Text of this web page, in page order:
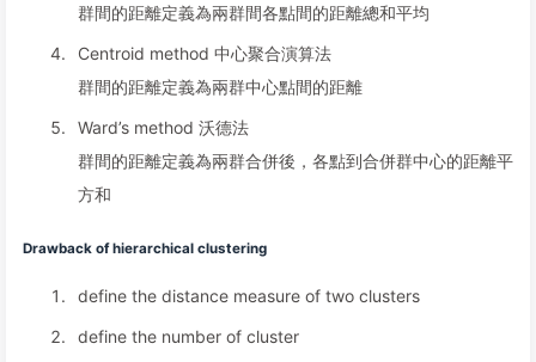
群間的距離定義為兩群間各點間的距離總和平均
Centroid method 中心聚合演算法
群間的距離定義為兩群中心點間的距離
Ward’s method 沃德法
群間的距離定義為兩群合併後，各點到合併群中心的距離平
方和
Drawback of hierarchical clustering
define the distance measure of two clusters
define the number of cluster